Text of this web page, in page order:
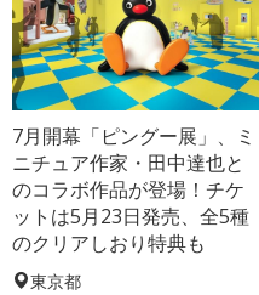
7月開幕「ピングー展」、ミ
ニチュア作家・田中達也と
のコラボ作品が登場！チケ
ットは5月23日発売、全5種
のクリアしおり特典も
東京都